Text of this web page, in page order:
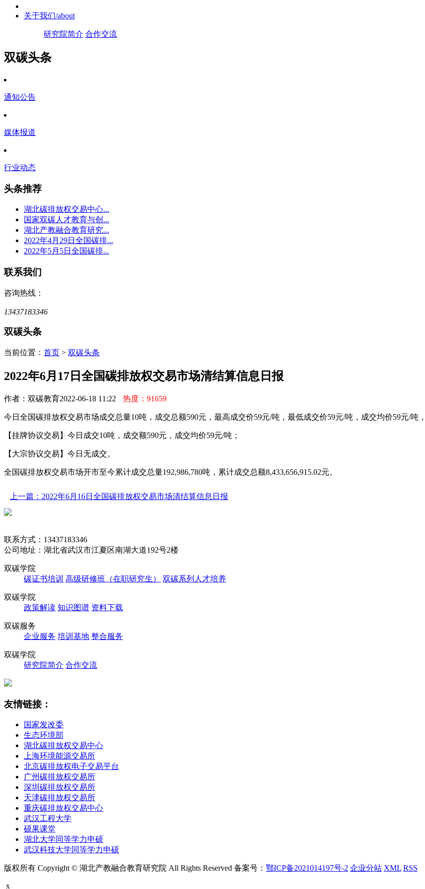
关于我们/about
研究院简介 合作交流
双碳头条
通知公告
媒体报道
行业动态
头条推荐
湖北碳排放权交易中心...
国家双碳人才教育与创...
湖北产教融合教育研究...
2022年4月29日全国碳排...
2022年5月5日全国碳排...
联系我们
咨询热线：
13437183346
双碳头条
当前位置： 首页 > 双碳头条
2022年6月17日全国碳排放权交易市场清结算信息日报
作者：双碳教育2022-06-18 11:22 热度：91659
今日全国碳排放权交易市场成交总量10吨，成交总额590元，最高成交价59元/吨，最低成交价59元/吨，成交均价59元/吨
【挂牌协议交易】今日成交10吨，成交额590元，成交均价59元/吨；
【大宗协议交易】今日无成交。
全国碳排放权交易市场开市至今累计成交总量192,986,780吨，累计成交总额8,433,656,915.02元。
上一篇：2022年6月16日全国碳排放权交易市场清结算信息日报
联系方式：13437183346
公司地址：湖北省武汉市江夏区南湖大道192号2楼
双碳学院
碳证书培训 高级研修班（在职研究生） 双碳系列人才培养
双碳学院
政策解读 知识图谱 资料下载
双碳服务
企业服务 培训基地 整合服务
双碳学院
研究院简介 合作交流
友情链接：
国家发改委
生态环境部
湖北碳排放权交易中心
上海环境能源交易所
北京碳排放权电子交易平台
广州碳排放权交易所
深圳碳排放权交易所
天津碳排放权交易所
重庆碳排放权交易中心
武汉工程大学
硕果课堂
湖北大学同等学力申硕
武汉科技大学同等学力申硕
版权所有 Copyright © 湖北产教融合教育研究院 All Rights Reserved 备案号： 鄂ICP备2021014197号-2 企业分站 XML RSS
x